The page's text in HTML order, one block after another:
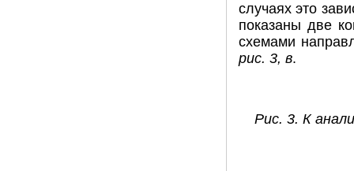
случаях это
показаны две
схемами
рис. 3, в.
Рис. 3. К